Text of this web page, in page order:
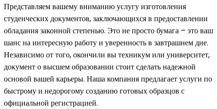
Представляем вашему вниманию услугу изготовления
студенческих документов, заключающихся в предоставлении
обладания законной степенью. Это не просто бумага – это ваш
шанс на интересную работу и уверенность в завтрашнем дне.
Независимо от того, окончили вы техникум или университет,
документ о высшем образовании стоит сделать надежной
основой вашей карьеры. Наша компания предлагает услуги по
быстрому и недорогому созданию готовых образцов с
официальной регистрацией.